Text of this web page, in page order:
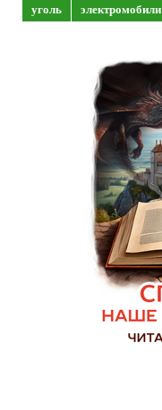
уголь
электромобили